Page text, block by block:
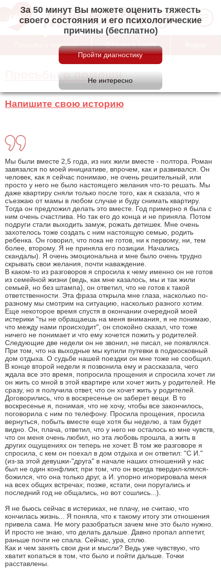
За 50 минут Вы можете оценить тяжесть
своего состояния и его психологические
причины (бесплатно)
Просьбы о помощи Отзывы о сайте
Просьбы о помощи
Напишите свою историю
Мы были вместе 2,5 года, из них жили вместе - полтора. Роман
завязался по моей инициативе, впрочем, как и развивался. Он
человек, как я сейчас понимаю, не очень решительный, или
просто у него не было настоящего желания что-то решать. Мы
даже квартиру сняли только после того, как я сказала, что я
съезжаю от мамы в любом случае и буду снимать квартиру.
Тогда он предложил делать это вместе. Год примерно я была с
ним очень счастлива. Но так его до конца и не приняла. Потом
подруги стали выходить замуж, рожать детишек. Мне очень
захотелось тоже создать с ним настоящую семью, родить
ребенка. Он говорил, что пока не готов, ни к первому, ни, тем
более, второму. Я не приняла его позиции. Начались
скандалы). Я очень эмоциональна и мне было очень трудно
скрывать свои желания, почти наваждение.
В каком-то из разговоров я спросила к чему именно он не готов
из семейной жизни (ведь, как мне казалось, мы и так жили
семьей, но без штампа), он ответил, что не готов к такой
ответственности. Эта фраза открыла мне глаза, насколько по-
разному мы смотрим на ситуацию, насколько разного хотим.
Еще некоторое время спустя в окончании очередной моей
истерики "ты не обращаешь на меня внимания, я не понимаю,
что между нами происходит", он спокойно сказал, что тоже
ничего не понимает и что ему хочется пожить у родителей.
Следующие две недели он не звонил, не писал, не появлялся.
При том, что на выходные мы купили путевки в подмосковный
дом отдыха. О судьбе нашей поездки он мне тоже не сообщил.
В конце второй недели я позвонила ему и рассказала, чего
ждала все это время, попросила прощения и спросила хочет ли
он жить со мной в этой квартире или хочет жить у родителей. Не
сразу, но я получила ответ, что он хочет жить у родителей.
Договорились, что в воскресенье он заберет вещи. В то
воскресенье я, понимая, что не хочу, чтобы все закончилось,
поговорила с ним по телефону. Просила прощения, просила
вернуться, побыть вместе еще хотя бы неделю, а там будет
видно. Он, плача, ответил, что у него не осталось ко мне чувств,
что он меня очень любил, но эта любовь прошла, а жить в
других ощущениях он теперь не хочет. В том же разговоре я
спросила, с кем он поехал в дом отдыха и он ответил: "С И."
(из-за этой девушки-"друга" в начале наших отношений у нас
был не один конфликт, при том, что он всегда твердил-клялся-
божился, что она только друг, а И. упорно игнорировала меня
на всех общих встречах; позже, кстати, они поругались и
последний год не общались, но вот сошлись...).
Я не бьюсь сейчас в истериках, не плачу, не считаю, что
кончилась жизнь... Я поняла, что к такому итогу эти отношения
привела сама. Не могу разобраться зачем мне это было нужно.
И просто не знаю, что делать дальше. Давно пропал аппетит,
раньше почти не спала. Сейчас, ура, сплю.
Как и чем занять свои дни и мысли? Ведь уже чувствую, что
хватит копаться в том, что было и пойти дальше. Точки
расставлены.